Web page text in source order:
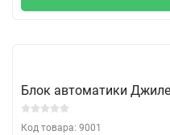
Блок автоматики
Код товара: 9001